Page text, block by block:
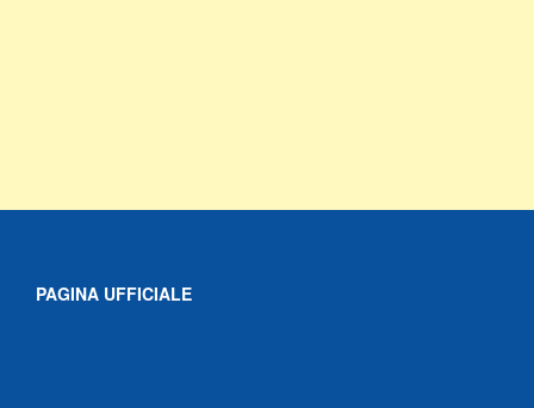
PAGINA UFFICIALE